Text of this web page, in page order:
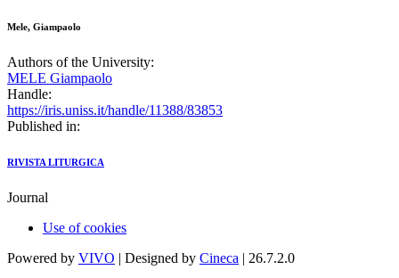
Mele, Giampaolo
Authors of the University:
MELE Giampaolo
Handle:
https://iris.uniss.it/handle/11388/83853
Published in:
RIVISTA LITURGICA
Journal
Use of cookies
Powered by VIVO | Designed by Cineca | 26.7.2.0